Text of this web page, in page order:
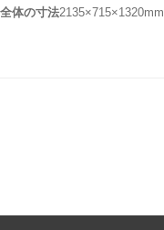
全体の寸法2135×715×1320mm